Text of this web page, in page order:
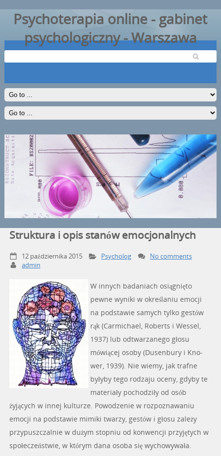
Psychoterapia online - gabinet
psychologiczny - Warszawa
Struktura i opis stanów emocjonalnych
12 października 2015 Psycholog
No comments
admin
W innych badaniach osiągnięto
pewne wyniki w określaniu emocji
na podstawie samych tylko gestów
rąk (Carmichael, Roberts i Wessel,
1937) lub odtwarzanego głosu
mówiącej osoby (Dusenbury i Kno-
wer, 1939). Nie wiemy, jak trafne
byłyby tego rodzaju oceny, gdyby te
materiały pochodziły od osób
żyjących w innej kulturze. Powodzenie w rozpoznawaniu
emocji na podstawie mimiki twarzy, gestów i głosu zależy
przypuszczalnie w dużym stopniu od konwencji przyjętych w
społeczeństwie, w którym dana osoba się wychowywała.